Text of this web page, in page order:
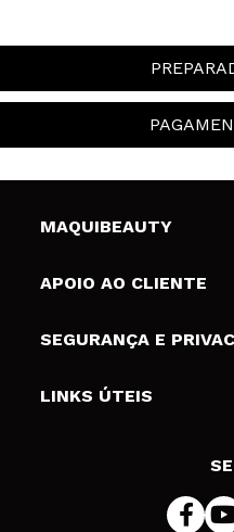
MAQUIBEAUTY
Sobre nós
Gift Cards
APOIO AO CLIENTE
Envios e Devoluções
Formas de
SEGURANÇA E
Termos e Privacidade
LINKS ÚTEIS